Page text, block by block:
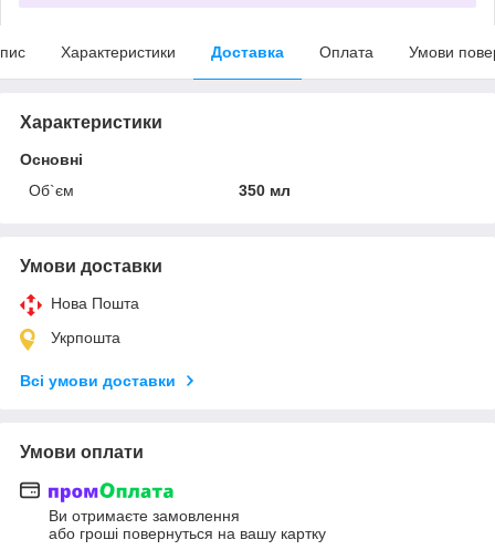
Характеристики Доставка Оплата Умови
Характеристики
Основні
Об`єм
350 мл
Умови доставки
Нова Пошта
Укрпошта
Всі умови доставки
Умови оплати
Ви отримаєте замовлення
або гроші повернуться на вашу картку